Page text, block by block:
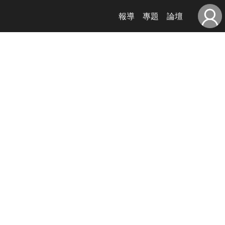
報導 專題 論壇